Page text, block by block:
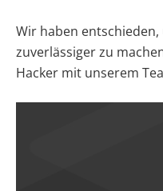
Wir haben
zuverlässiger zu
Hacker mit unserem